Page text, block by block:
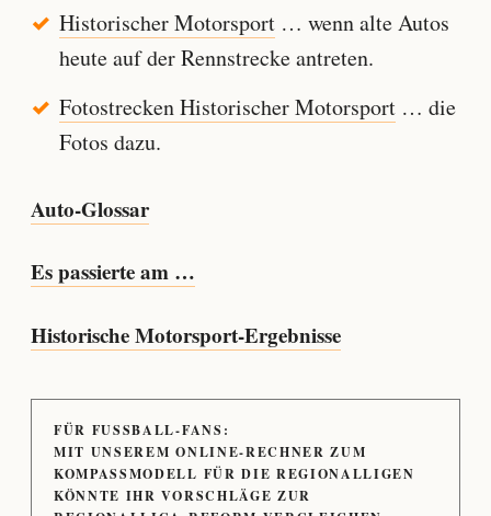
Historischer Motorsport… wenn alte Autos
heute auf der Rennstrecke antreten.
Fotostrecken Historischer Motorsport… die
Fotos dazu.
Auto-Glossar
Es passierte am …
Historische Motorsport-Ergebnisse
FÜR FUSSBALL-FANS:
MIT UNSEREM ONLINE-RECHNER ZUM
KOMPASSMODELL FÜR DIE REGIONALLIGEN
KÖNNTE IHR VORSCHLÄGE ZUR